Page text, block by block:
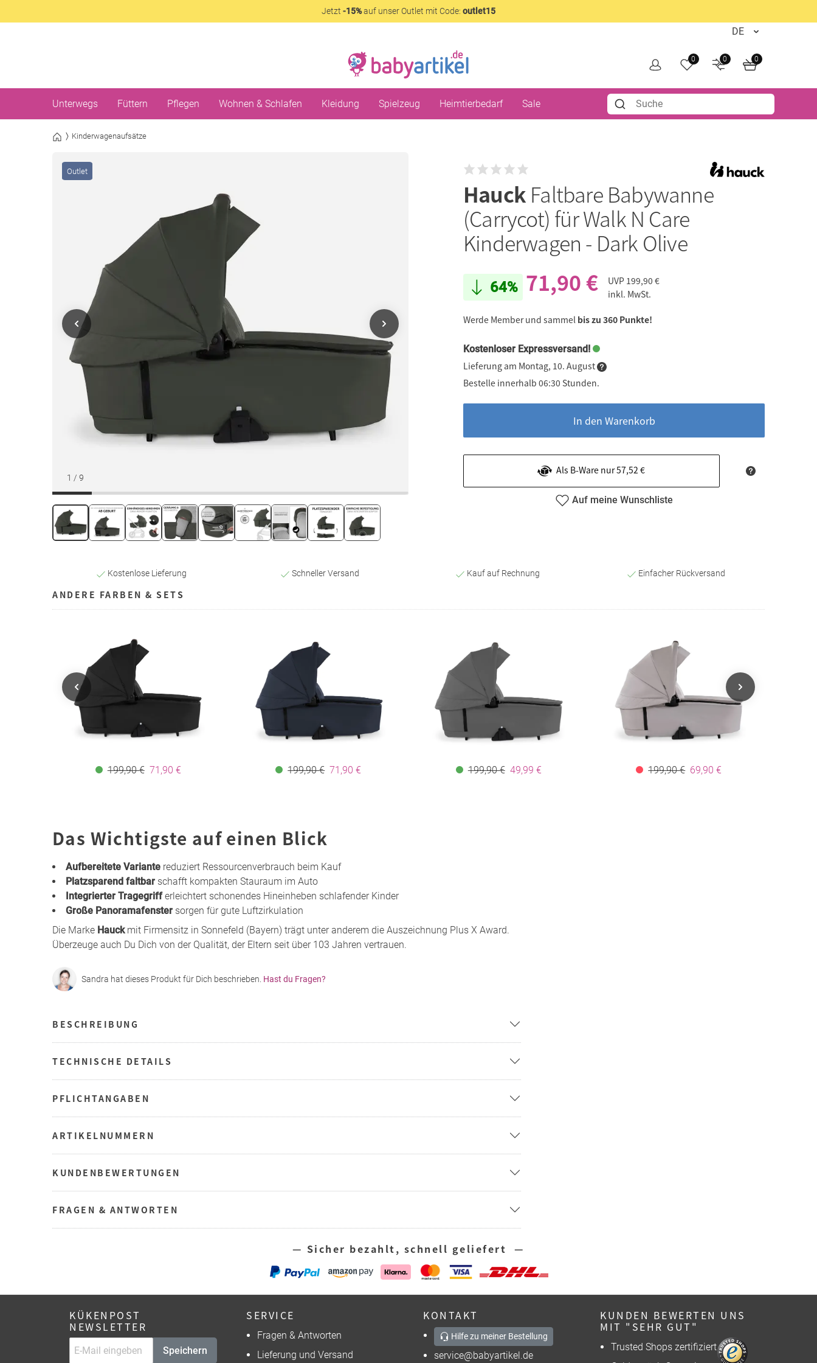
Jetzt -15%auf unser Outlet mit Code: outlet15
0 0 0
Unterwegs Füttern Pflegen Wohnen & Schlafen Kleidung Spielzeug Heimtierbedarf Sale
Kinderwagenaufsätze
1 / 9
Outlet
Hauck Faltbare Babywanne
(Carrycot) für Walk N Care
Kinderwagen - Dark Olive
64% 71,90 € UVP 199,90 €
inkl. MwSt.
Werde Member und sammel bis zu 360 Punkte!
Kostenloser Expressversand!
Lieferung am Montag, 10. August
Bestelle innerhalb 06:30 Stunden.
In den Warenkorb
Als B-Ware nur 57,52 €
Auf meine Wunschliste
Kostenlose Lieferung Schneller Versand Kauf auf Rechnung Einfacher Rückversand
ANDERE FARBEN & SETS
199,90 € 71,90 € 199,90 € 71,90 € 199,90 € 49,99 € 199,90 € 69,90 €
Das Wichtigste auf einen Blick
Aufbereitete Variante reduziert Ressourcenverbrauch beim Kauf
Platzsparend faltbar schafft kompakten Stauraum im Auto
Integrierter Tragegrifferleichtert schonendes Hineinheben schlafender Kinder
Große Panoramafenster sorgen für gute Luftzirkulation
Die Marke Hauckmit Firmensitz in Sonnefeld (Bayern) trägt unter anderem die Auszeichnung Plus X Award.
Überzeuge auch Du Dich von der Qualität, der Eltern seit über 103 Jahren vertrauen.
Sandra hat dieses Produkt für Dich beschrieben. Hast du Fragen?
BESCHREIBUNG
TECHNISCHE DETAILS
PFLICHTANGABEN
ARTIKELNUMMERN
KUNDENBEWERTUNGEN
FRAGEN & ANTWORTEN
— Sicher bezahlt, schnell geliefert —
KÜKENPOST
NEWSLETTER
Speichern
SERVICE
Fragen & Antworten
Lieferung und Versand
KONTAKT
Hilfe zu meiner Bestellung
service@babyartikel.de
KUNDEN BEWERTEN UNS
MIT "SEHR GUT"
Trusted Shops zertifiziert